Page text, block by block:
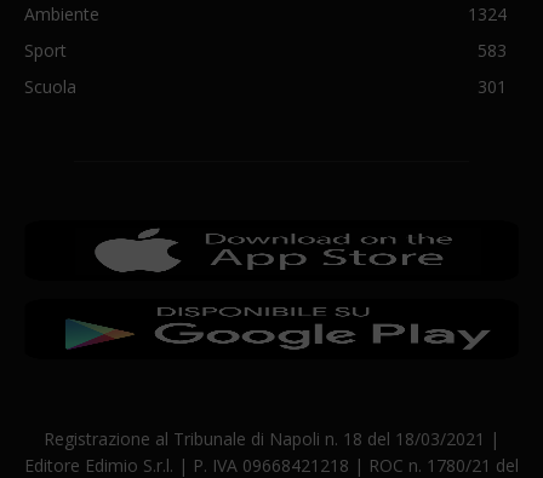
Ambiente
1324
Sport
583
Scuola
301
Registrazione al Tribunale di Napoli n. 18 del 18/03/2021 |
Editore Edimio S.r.l. | P. IVA 09668421218 | ROC n. 1780/21 del